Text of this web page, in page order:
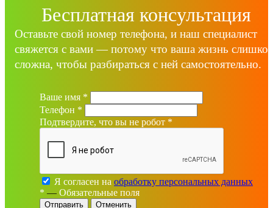
Бесплатная консультация
Оставьте свой номер телефона, и наш специалист
свяжется с вами — потому что ваша жизнь
сложна, чтобы разбираться с ней самостоятельно.
Ваше имя *
Телефон *
Подтвердите, что вы не робот *
Я согласен на обработку персональных данных
* — Обязательные поля
Отменить